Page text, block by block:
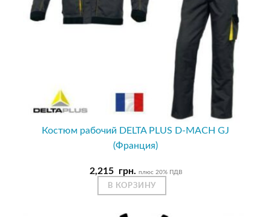
Костюм рабочий DELTA PLUS D-MACH GJ
(Франция)
2,215 грн. плюс 20% ПДВ
В КОРЗИНУ